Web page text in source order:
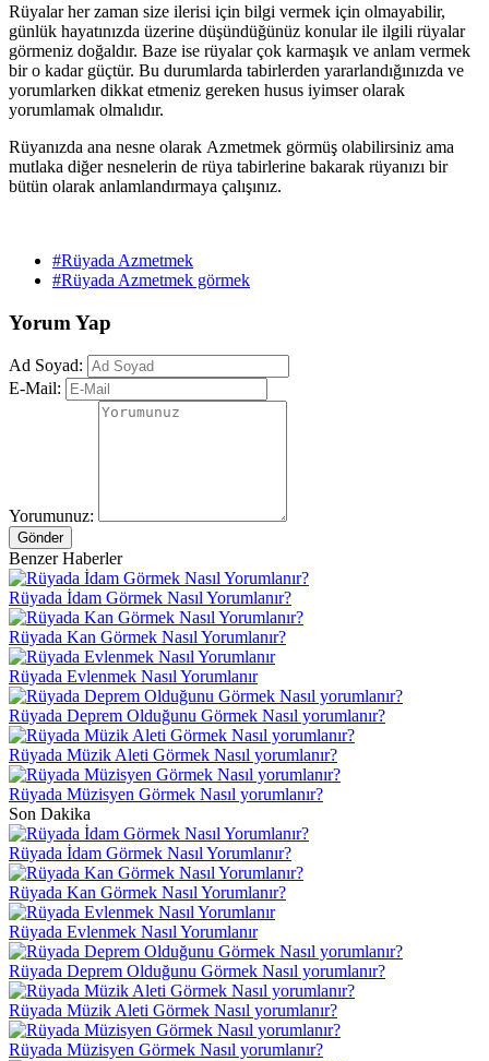
Rüyalar her zaman size ilerisi için bilgi vermek için olmayabilir,
günlük hayatınızda üzerine düşündüğünüz konular ile ilgili rüyalar
görmeniz doğaldır. Baze ise rüyalar çok karmaşık ve anlam vermek
bir o kadar güçtür. Bu durumlarda tabirlerden yararlandığınızda ve
yorumlarken dikkat etmeniz gereken husus iyimser olarak
yorumlamak olmalıdır.
Rüyanızda ana nesne olarak Azmetmek görmüş olabilirsiniz ama
mutlaka diğer nesnelerin de rüya tabirlerine bakarak rüyanızı bir
bütün olarak anlamlandırmaya çalışınız.
#Rüyada Azmetmek
#Rüyada Azmetmek görmek
Yorum Yap
Ad Soyad:
E-Mail:
Yorumunuz:
Gönder
Benzer Haberler
Rüyada İdam Görmek Nasıl Yorumlanır?
Rüyada Kan Görmek Nasıl Yorumlanır?
Rüyada Evlenmek Nasıl Yorumlanır
Rüyada Deprem Olduğunu Görmek Nasıl yorumlanır?
Rüyada Müzik Aleti Görmek Nasıl yorumlanır?
Rüyada Müzisyen Görmek Nasıl yorumlanır?
Son Dakika
Rüyada İdam Görmek Nasıl Yorumlanır?
Rüyada Kan Görmek Nasıl Yorumlanır?
Rüyada Evlenmek Nasıl Yorumlanır
Rüyada Deprem Olduğunu Görmek Nasıl yorumlanır?
Rüyada Müzik Aleti Görmek Nasıl yorumlanır?
Rüyada Müzisyen Görmek Nasıl yorumlanır?